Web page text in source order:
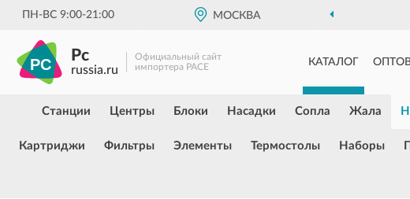
ПН-ВС 9:00-21:00 МОСКВА
Pc
russia.ru
Официальный сайт
импортера PACE
КАТАЛОГ
Станции Центры Блоки Насадки Сопла Жала
Картриджи Фильтры Элементы Термостолы Наборы